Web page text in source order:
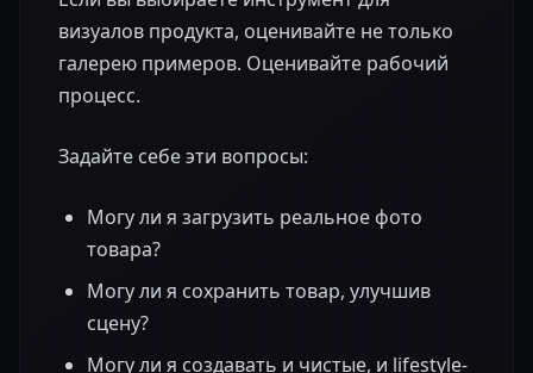
визуалов продукта, оценивайте не только
галерею примеров. Оценивайте рабочий
процесс.
Задайте себе эти вопросы:
Могу ли я загрузить реальное фото
товара?
Могу ли я сохранить товар, улучшив
сцену?
Могу ли я создавать и чистые, и lifestyle-